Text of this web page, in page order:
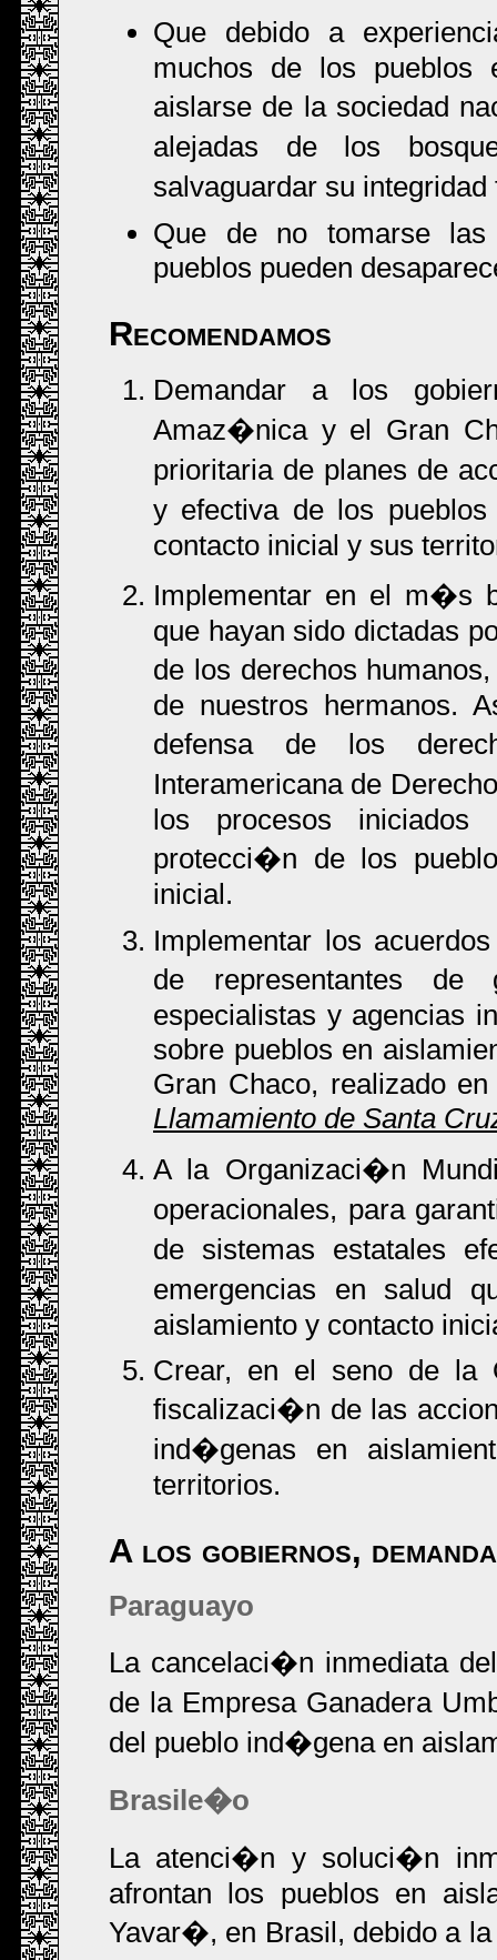
Que debido a
muchos de los pueblos
aislarse de la sociedad
alejadas de los
salvaguardar su
Que de no tomarse las
pueblos pueden
Recomendamos
Demandar a los
Amaz�nica y el Gran
prioritaria de planes de
y efectiva de los
contacto inicial y sus
Implementar en el m�s
que hayan sido dictadas
de los derechos
de nuestros hermanos.
defensa de los
Interamericana de
los procesos
protecci�n de los
inicial.
Implementar los
de representantes de
especialistas y agencias
sobre pueblos en
Gran Chaco, realizado
Llamamiento de Santa
A la Organizaci�n
operacionales, para
de sistemas estatales
emergencias en salud
aislamiento y contacto
Crear, en el seno de la
fiscalizaci�n de las
ind�genas en
territorios.
A los gobiernos,
Paraguayo
La cancelaci�n inmediata
de la Empresa Ganadera
del pueblo ind�gena en
Brasile�o
La atenci�n y soluci�n
afrontan los pueblos en
Yavar�, en Brasil, debido a